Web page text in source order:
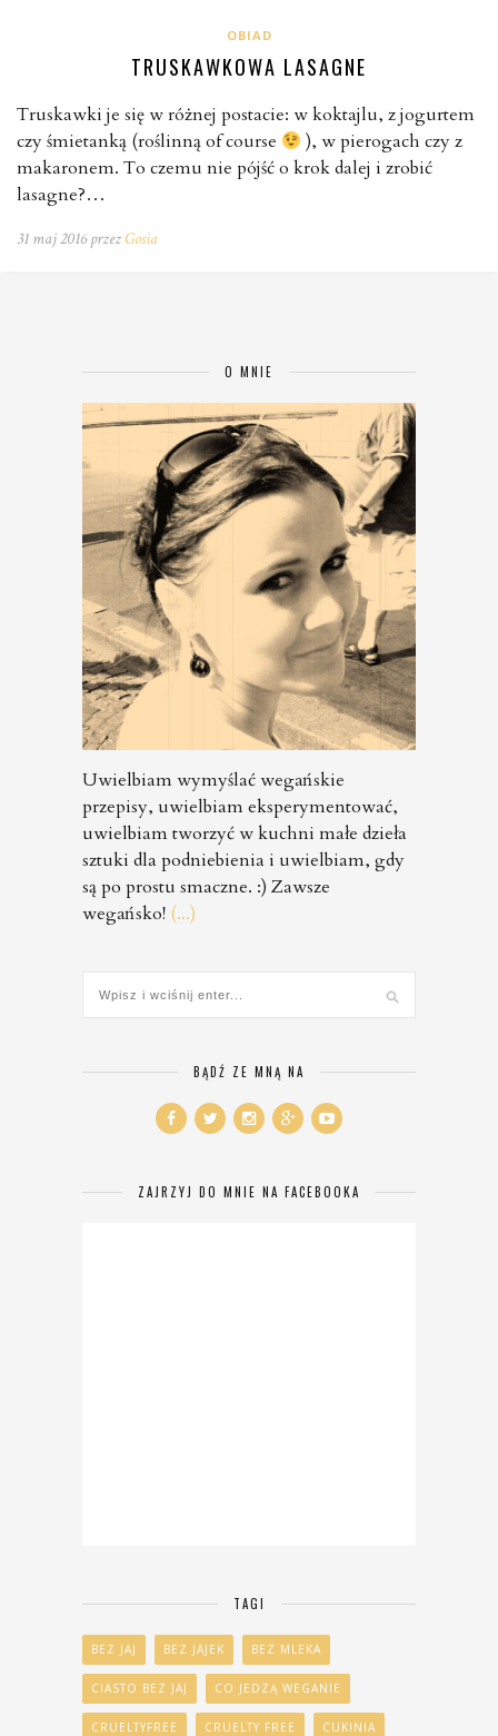
OBIAD
TRUSKAWKOWA LASAGNE
Truskawki je się w różnej postacie: w koktajlu, z jogurtem
czy śmietanką (roślinną of course
), w pierogach czy z
makaronem. To czemu nie pójść o krok dalej i zrobić
lasagne?…
31 maj 2016 przezGosia
O MNIE
Uwielbiam wymyślać wegańskie
przepisy, uwielbiam eksperymentować,
uwielbiam tworzyć w kuchni małe dzieła
sztuki dla podniebienia i uwielbiam, gdy
są po prostu smaczne. :) Zawsze
wegańsko! (...)
BĄDŹ ZE MNĄ NA
ZAJRZYJ DO MNIE NA FACEBOOKA
TAGI
BEZ JAJ BEZ JAJEK BEZ MLEKA
CIASTO BEZ JAJ CO JEDZĄ WEGANIE
CRUELTYFREE CRUELTY FREE CUKINIA